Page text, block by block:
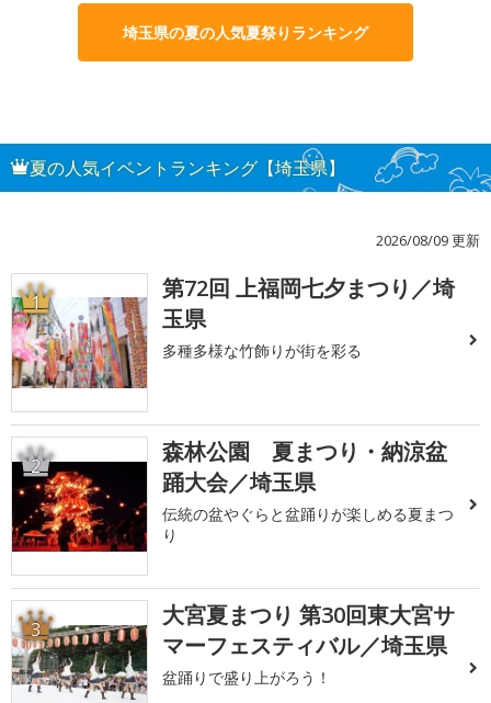
埼玉県の夏の人気夏祭りランキング
夏の人気イベントランキング【埼玉県】
2026/08/09 更新
1
第72回 上福岡七夕まつり／埼
玉県
多種多様な竹飾りが街を彩る
2
森林公園 夏まつり・納涼盆
踊大会／埼玉県
伝統の盆やぐらと盆踊りが楽しめる夏まつ
り
3
大宮夏まつり 第30回東大宮サ
マーフェスティバル／埼玉県
盆踊りで盛り上がろう！